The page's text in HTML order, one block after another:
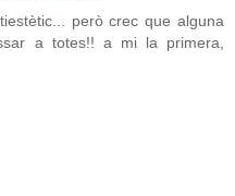
però crec que alguna
a totes!! a mi la primera,